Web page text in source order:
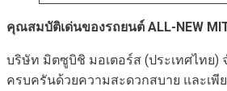
คุณสมบัติเด่นของรถยนต์ ALL-NEW
บริษัท มิตซูบิชิ มอเตอร์ส (ประเทศไทย)
ครบครันด้วยความสะดวกสบาย และเพี